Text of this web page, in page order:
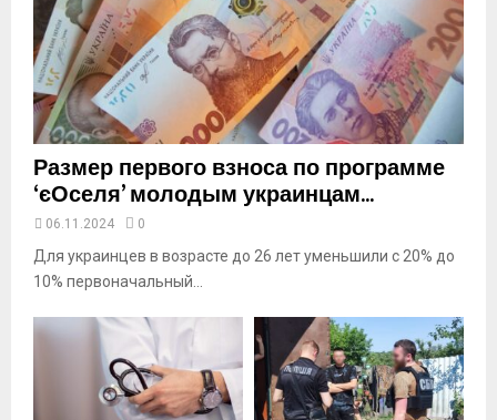
u
e
Размер первого взноса по программе
‘єОселя’ молодым украинцам...
06.11.2024 0
Для украинцев в возрасте до 26 лет уменьшили с 20% до
10% первоначальный...